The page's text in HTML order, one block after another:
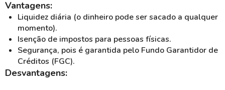
Vantagens:
Liquidez diária (o dinheiro pode ser sacado a qualquer
momento).
Isenção de impostos para pessoas físicas.
Segurança, pois é garantida pelo Fundo Garantidor de
Créditos (FGC).
Desvantagens: